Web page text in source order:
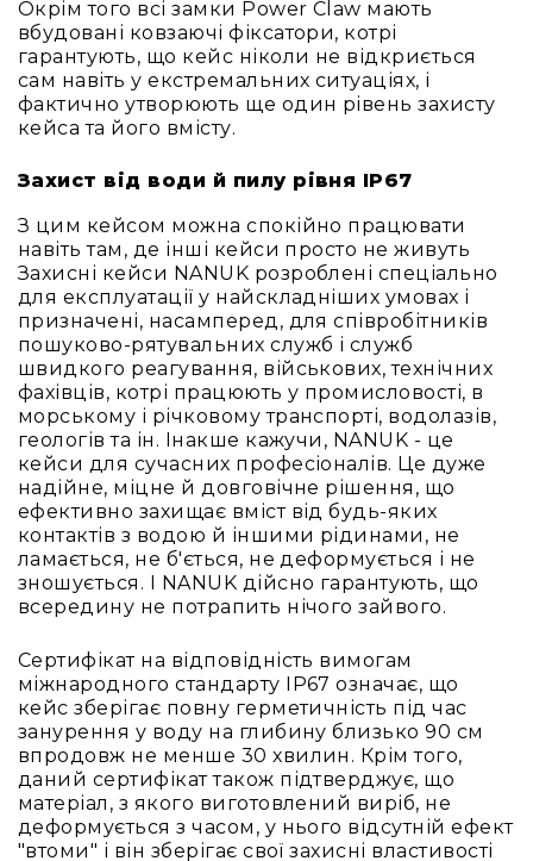
ЦАПи
Програвачі
вінілу
Ресивери
та
ЦАПи
підсилювачі
Док-
станції
Аксесуари
та
комплектуючі
Світло
Динамічне
світло
Прилади
LED
Прилади
LED
мультиспектральні
Прилади
мултичіпові
Прилади
з
газоразрядною
лампою
Прилади
лазерні
Окрім того всі замки Power Claw мають
вбудовані ковзаючі фіксатори, котрі
гарантують, що кейс ніколи не відкриється
сам навіть у екстремальних ситуаціях, і
фактично утворюють ще один рівень захисту
кейса та його вмісту.
Захист від води й пилу рівня IP67
З цим кейсом можна спокійно працювати
навіть там, де інші кейси просто не живуть
Захисні кейси NANUK розроблені спеціально
для експлуатації у найскладніших умовах і
призначені, насамперед, для співробітників
пошуково-рятувальних служб і служб
швидкого реагування, військових, технічних
фахівців, котрі працюють у промисловості, в
морському і річковому транспорті, водолазів,
геологів та ін. Інакше кажучи, NANUK - це
кейси для сучасних професіоналів. Це дуже
надійне, міцне й довговічне рішення, що
ефективно захищає вміст від будь-яких
контактів з водою й іншими рідинами, не
ламається, не б'ється, не деформується і не
зношується. І NANUK дійсно гарантують, що
всередину не потрапить нічого зайвого.
Сертифікат на відповідність вимогам
міжнародного стандарту IP67 означає, що
кейс зберігає повну герметичність під час
занурення у воду на глибину близько 90 см
впродовж не менше 30 хвилин. Крім того,
даний сертифікат також підтверджує, що
матеріал, з якого виготовлений виріб, не
деформується з часом, у нього відсутній ефект
"втоми" і він зберігає свої захисні властивості